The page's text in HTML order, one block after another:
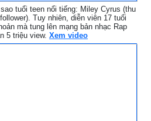
tuổi teen nổi tiếng: Miley Cyrus (thu
Tuy nhiên, diễn viên 17 tuổi
mà tung lên mạng bản nhạc Rap
5 triệu view. Xem video